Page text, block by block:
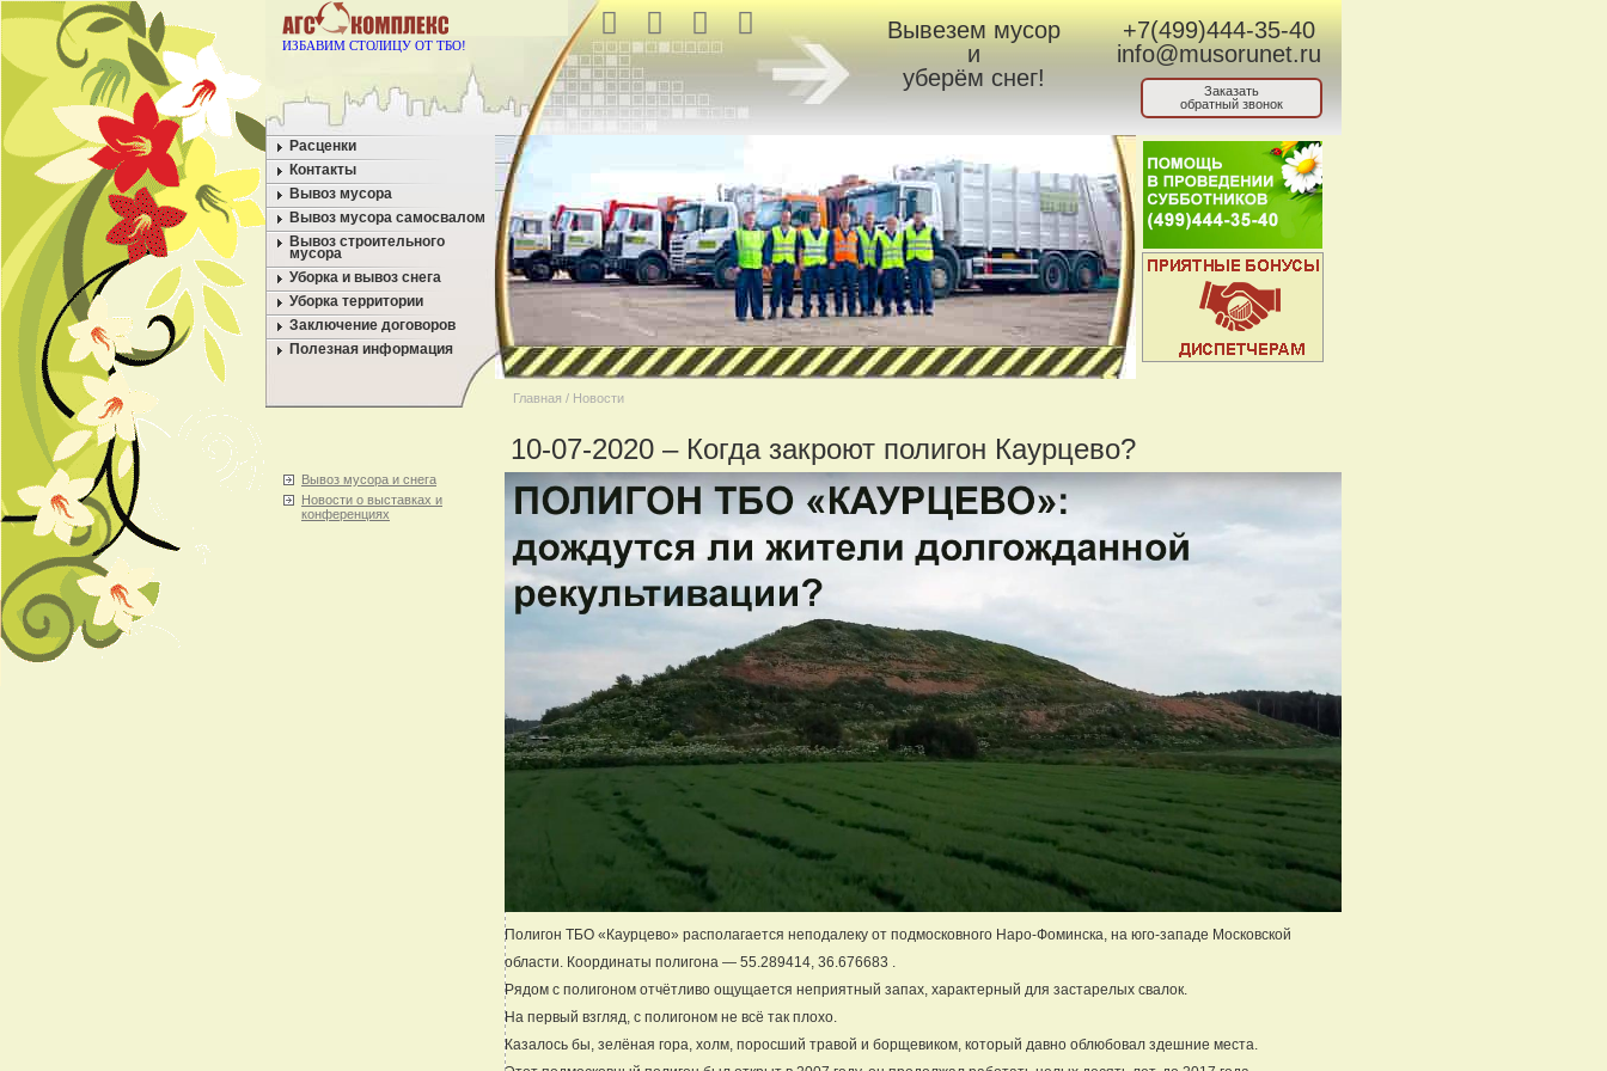
ИЗБАВИМ СТОЛИЦУ ОТ ТБО!
Вывезем мусор
и
уберём снег!
+7(499)444-35-40
info@musorunet.ru
Заказать
обратный звонок
Расценки
Контакты
Вывоз мусора
Вывоз мусора самосвалом
Вывоз строительного
мусора
Уборка и вывоз снега
Уборка территории
Заключение договоров
Полезная информация
Главная / Новости
10-07-2020 – Когда закроют полигон Каурцево?
Вывоз мусора и снега
Новости о выставках и
конференциях
Полигон ТБО «Каурцево» располагается неподалеку от подмосковного Наро-Фоминска, на юго-западе Московской
области. Координаты полигона — 55.289414, 36.676683 .
Рядом с полигоном отчётливо ощущается неприятный запах, характерный для застарелых свалок.
На первый взгляд, с полигоном не всё так плохо.
Казалось бы, зелёная гора, холм, поросший травой и борщевиком, который давно облюбовал здешние места.